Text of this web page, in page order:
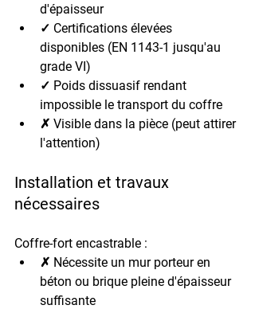
d'épaisseur
✓ Certifications élevées
disponibles (EN 1143-1 jusqu'au
grade VI)
✓ Poids dissuasif rendant
impossible le transport du coffre
✗ Visible dans la pièce (peut attirer
l'attention)
Installation et travaux
nécessaires
Coffre-fort encastrable :
✗ Nécessite un mur porteur en
béton ou brique pleine d'épaisseur
suffisante